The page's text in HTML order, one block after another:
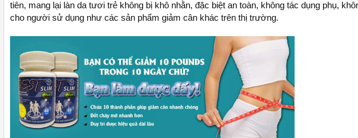
tiên, mang lại làn da tươi trẻ không bị khô nhằn, đặc biệt an toàn, không tác dụng phụ,
cho người sử dụng như các sản phẩm giảm cân khác trên thị trường.